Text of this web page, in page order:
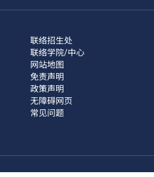
联络招生处
联络学院/中心
网站地图
免责声明
政策声明
无障碍网页
常见问题